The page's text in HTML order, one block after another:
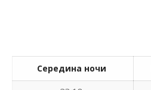
Середина ночи